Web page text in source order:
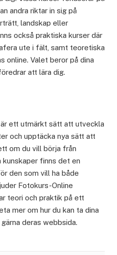
andra riktar in sig på
landskap eller
också praktiska kurser där
ute i fält, samt teoretiska
online. Valet beror på dina
att lära dig.
ett utmärkt sätt att utveckla
och upptäcka nya sätt att
om du vill börja från
kunskaper finns det en
den som vill ha både
Fotokurs-Online
teori och praktik på ett
mer om hur du kan ta dina
deras webbsida.